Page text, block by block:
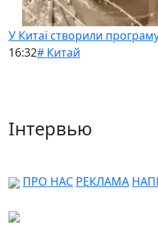
У Китаї створили
16:32# Китай
Інтервью
ПРО НАС РЕКЛАМА